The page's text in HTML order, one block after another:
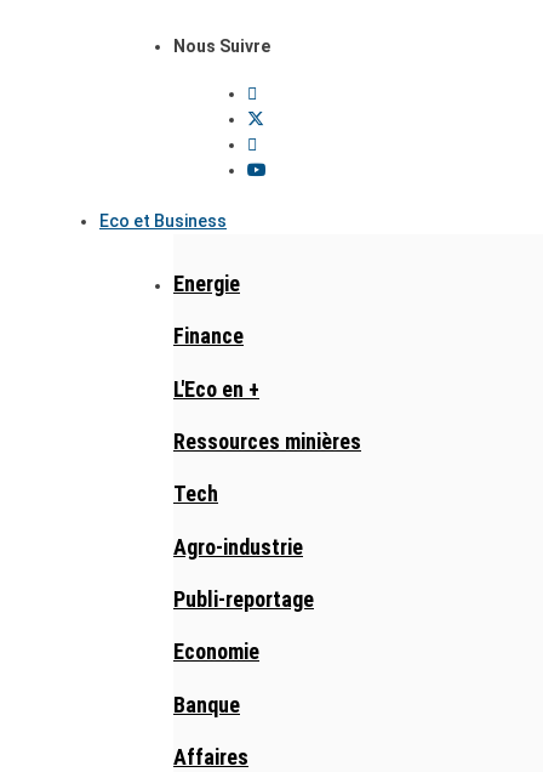
Nous Suivre
Eco et Business
Energie
Finance
L'Eco en +
Ressources minières
Tech
Agro-industrie
Publi-reportage
Economie
Banque
Affaires